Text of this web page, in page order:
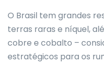
O Brasil tem grandes
terras raras e níquel,
cobre e cobalto –
estratégicos para os